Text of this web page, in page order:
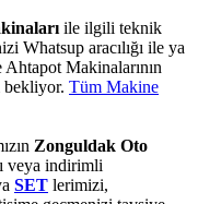
ile ilgili teknik
Whatsup aracılığı ile ya
Makinalarının
bekliyor. Tüm Makine
Zonguldak Oto
veya indirimli
SET lerimizi,